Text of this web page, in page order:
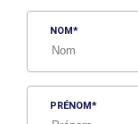
NOM
PRÉNOM